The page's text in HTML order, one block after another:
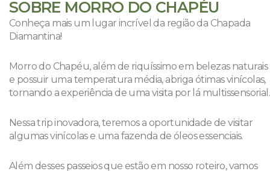
SOBRE MORRO DO CHAPÉU
Conheça mais um lugar incrível da região da Chapada
Diamantina!
Morro do Chapéu, além de riquíssimo em belezas naturais
e possuir uma temperatura média, abriga ótimas vinícolas,
tornando a experiência de uma visita por lá multissensorial.
Nessa trip inovadora, teremos a oportunidade de visitar
algumas vinícolas e uma fazenda de óleos essenciais.
Além desses passeios que estão em nosso roteiro, vamos